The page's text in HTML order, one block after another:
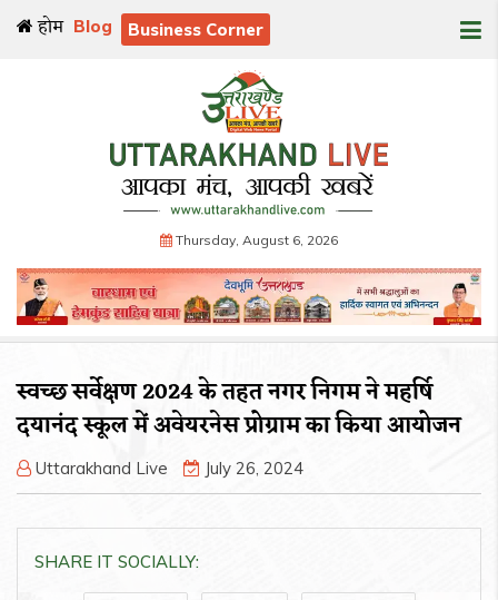
होम Blog Business Corner
Thursday, August 6, 2026
स्वच्छ सर्वेक्षण 2024 के तहत नगर निगम ने महर्षि
दयानंद स्कूल में अवेयरनेस प्रोग्राम का किया आयोजन
Uttarakhand Live July 26, 2024
SHARE IT SOCIALLY: